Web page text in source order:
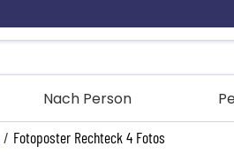
Nach Person
/ Fotoposter Rechteck 4 Fotos